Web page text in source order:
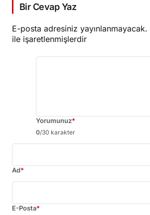
Bir Cevap Yaz
E-posta adresiniz yayınlanmayacak.
ile işaretlenmişlerdir
Yorumunuz*
0/30 karakter
Ad*
E-Posta*